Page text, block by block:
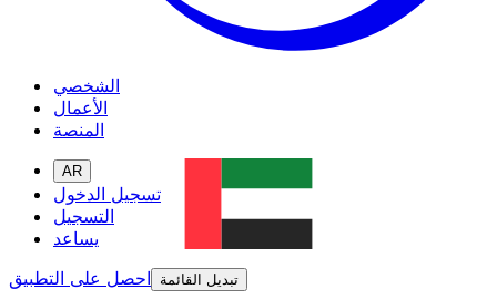
الشخصي
الأعمال
المنصة
AR
تسجيل الدخول
التسجيل
يساعد
احصل على التطبيق
تبديل القائمة